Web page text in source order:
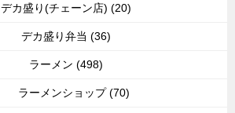
デカ盛り(チェーン店) (20)
デカ盛り弁当 (36)
ラーメン (498)
ラーメンショップ (70)